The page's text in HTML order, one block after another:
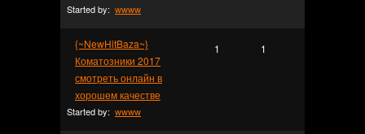
Started by: wwww
{~NewHitBaza~}
Коматозники 2017
смотреть онлайн в
хорошем качестве
Started by: wwww
1 1